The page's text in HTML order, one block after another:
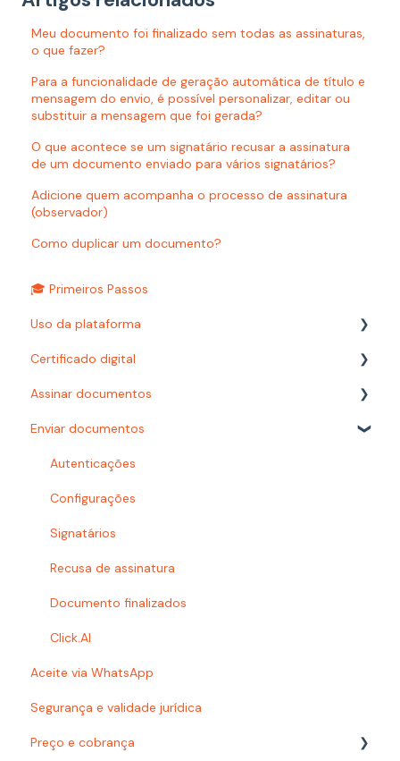
Meu documento foi finalizado sem todas as assinaturas,
o que fazer?
Para a funcionalidade de geração automática de título e
mensagem do envio, é possível personalizar, editar ou
substituir a mensagem que foi gerada?
O que acontece se um signatário recusar a assinatura
de um documento enviado para vários signatários?
Adicione quem acompanha o processo de assinatura
(observador)
Como duplicar um documento?
🎓 Primeiros Passos
Uso da plataforma
Relatórios
Configurações
Autenticações
Prazos
Busca
Organização e pastas
Baixar documentos
Acesso à plataforma
Problemas com e-mails
Usuários e Permissões
Certificado digital
Carimbo do tempo
Assinar documentos
Como assinar?
Certificado digital
Documentoscopia
Enviar documentos
Autenticações
Configurações
Signatários
Recusa de assinatura
Documento finalizados
Click.AI
Aceite via WhatsApp
Segurança e validade jurídica
Preço e cobrança